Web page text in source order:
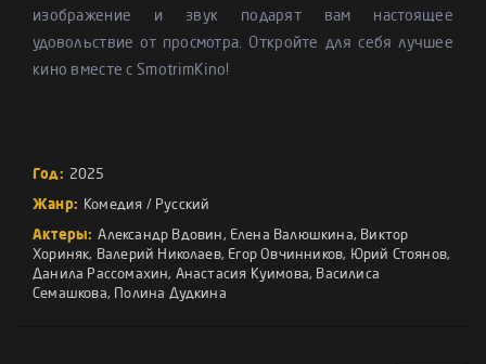
изображение и звук подарят вам настоящее
удовольствие от просмотра. Откройте для себя лучшее
кино вместе с SmotrimKino!
Год: 2025
Жанр: Комедия / Русский
Актеры: Александр Вдовин, Елена Валюшкина, Виктор
Хориняк, Валерий Николаев, Егор Овчинников, Юрий Стоянов,
Данила Рассомахин, Анастасия Куимова, Василиса
Семашкова, Полина Дудкина